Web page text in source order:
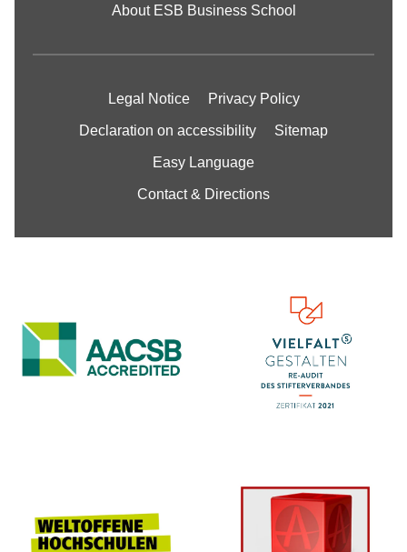
About ESB Business School
Legal Notice Privacy Policy
Declaration on accessibility Sitemap
Easy Language
Contact & Directions